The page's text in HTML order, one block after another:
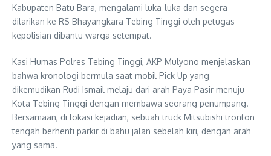
Kabupaten Batu Bara, mengalami luka-luka dan segera
dilarikan ke RS Bhayangkara Tebing Tinggi oleh petugas
kepolisian dibantu warga setempat.
Kasi Humas Polres Tebing Tinggi, AKP Mulyono menjelaskan
bahwa kronologi bermula saat mobil Pick Up yang
dikemudikan Rudi Ismail melaju dari arah Paya Pasir menuju
Kota Tebing Tinggi dengan membawa seorang penumpang.
Bersamaan, di lokasi kejadian, sebuah truck Mitsubishi tronton
tengah berhenti parkir di bahu jalan sebelah kiri, dengan arah
yang sama.